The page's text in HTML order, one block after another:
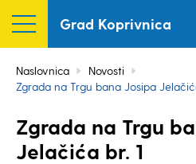
Grad Koprivnica
Naslovnica
Novosti
Zgrada na Trgu bana Josipa
Zgrada na Trgu
Jelačića br. 1